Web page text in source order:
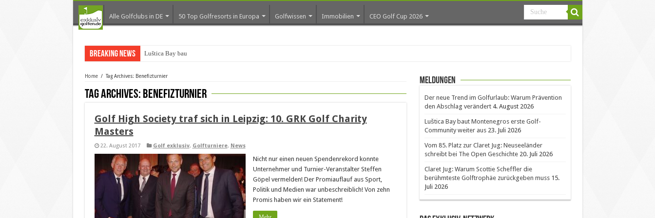
Alle Golfclubs in DE 50 Top Golfresorts in Europa Golfwissen Immobilien CEO Golf Cup 2026
Breaking News Luštica Bay baut Montene
Home / Tag Archives: Benefizturnier
Tag Archives: Benefizturnier
Golf High Society traf sich in Leipzig: 10. GRK Golf Charity
Masters
22. August 2017 Golf exklusiv, Golfturniere, News
Nicht nur einen neuen Spendenrekord konnte
Unternehmer und Turnier-Veranstalter Steffen
Göpel vermelden! Der Promiauflauf aus Sport,
Politik und Medien war unbeschreiblich! Von zehn
Promis haben wir ein Statement!
Meldungen
Der neue Trend im Golfurlaub: Warum Prävention
den Abschlag verändert 4. August 2026
Luštica Bay baut Montenegros erste Golf-
Community weiter aus 23. Juli 2026
Vom 85. Platz zur Claret Jug: Neuseeländer
schreibt bei The Open Geschichte 20. Juli 2026
Claret Jug: Warum Scottie Scheffler die
berühmteste Golftrophäe zurückgeben muss 15.
Juli 2026